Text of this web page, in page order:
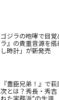
ゴジラの咆哮で目
ラ』の貴重音源を
し時計」が新発売
『豊臣兄弟！』で
次とは？秀長・秀